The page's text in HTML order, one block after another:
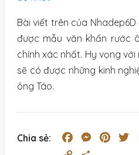
Bài viết trên của
được mẫu văn khấn rước
chính xác nhất. Hy vọng
sẽ có được những kinh
ông Táo.
Chia sẻ: Facebook